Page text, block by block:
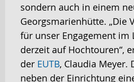
sondern auch in einem
Georgsmarienhütte. „Die
für unser Engagement im
derzeit auf Hochtouren“,
der EUTB, Claudia Meyer.
neben der Einrichtung